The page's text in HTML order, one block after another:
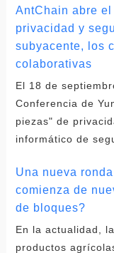
AntChain abre
privacidad y
subyacente, los
colaborativas
El 18 de
Conferencia de
piezas" de
informático de
Una nueva
comienza de
de bloques?
En la actualidad,
productos